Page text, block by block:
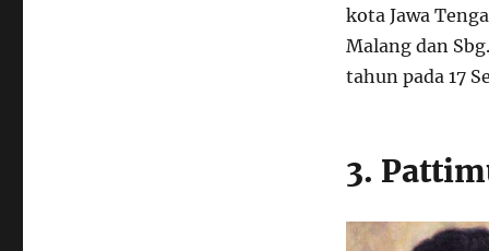
kota Jawa
Malang dan
tahun pada 17
3.